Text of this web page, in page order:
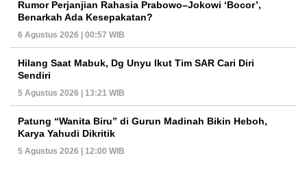
Rumor Perjanjian Rahasia Prabowo–Jokowi ‘Bocor’,
Benarkah Ada Kesepakatan?
6 Agustus 2026 | 00:57 WIB
Hilang Saat Mabuk, Dg Unyu Ikut Tim SAR Cari Diri
Sendiri
5 Agustus 2026 | 13:21 WIB
Patung “Wanita Biru” di Gurun Madinah Bikin Heboh,
Karya Yahudi Dikritik
5 Agustus 2026 | 12:00 WIB